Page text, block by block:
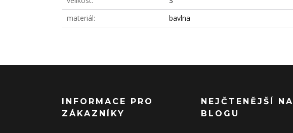
materiál
bavlna
INFORMACE PRO
ZÁKAZNÍKY
NEJČTENĚJŠÍ NA
BLOGU